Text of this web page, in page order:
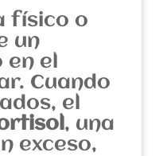
físico o
un
en el
Cuando
el
, una
exceso,